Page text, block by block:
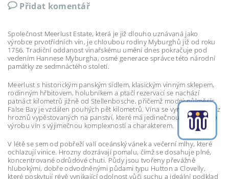
Přidat komentář
Společnost Meerlust Estate, která je již dlouho uznávaná jako
výrobce prvotřídních vín, je chloubou rodiny Myburghů již od roku
1756. Tradiční oddanost vinařskému umění dnes pokračuje pod
vedením Hannese Myburgha, osmé generace správce této národní
památky ze sedmnáctého století.
Meerlust s historickým panským sídlem, klasickým vinným sklepem,
rodinným hřbitovem, holubníkem a ptačí rezervací se nachází
patnáct kilometrů jižně od Stellenbosche, přičemž modrý půlměsíc
False Bay je vzdálen pouhých pět kilometrů. Vína se vyrábějí pouze z
hroznů vypěstovaných na panství, které má jedinečnou polohu pro
výrobu vín s výjimečnou komplexností a charakterem.
V létě se sem od pobřeží valí oceánský vánek a večerní mlhy, které
ochlazují vinice. Hrozny dozrávají pomalu, čímž se dosahuje plné,
koncentrované odrůdové chuti. Půdy jsou tvořeny převážně
hlubokými, dobře odvodněnými půdami typu Hutton a Clovelly,
které poskytují révě vynikající odolnost vůči suchu a ideální podklad